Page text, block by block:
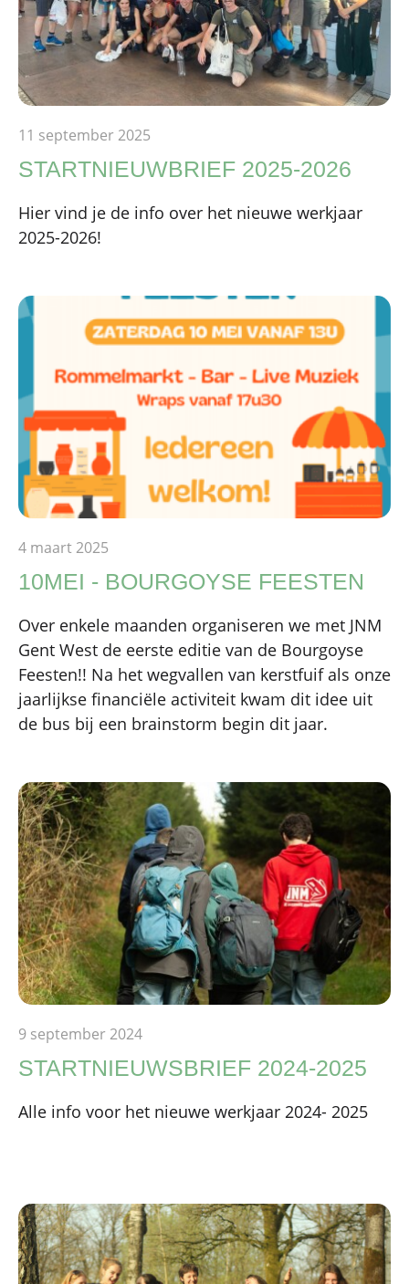
11 september 2025
STARTNIEUWBRIEF 2025-2026
Hier vind je de info over het nieuwe werkjaar
2025-2026!
4 maart 2025
10MEI - BOURGOYSE FEESTEN
Over enkele maanden organiseren we met JNM
Gent West de eerste editie van de Bourgoyse
Feesten!! Na het wegvallen van kerstfuif als onze
jaarlijkse financiële activiteit kwam dit idee uit
de bus bij een brainstorm begin dit jaar.
9 september 2024
STARTNIEUWSBRIEF 2024-2025
Alle info voor het nieuwe werkjaar 2024- 2025